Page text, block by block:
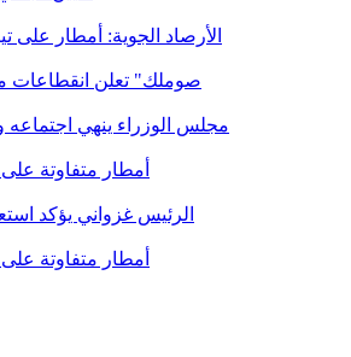
الأرصاد الجوية: أمطار
"صوملك" تعلن انقطاعات
مجلس الوزراء ينهي
أمطار متفاوتة على أربع
الرئيس غزواني يؤكد
أمطار متفاوتة على أربع